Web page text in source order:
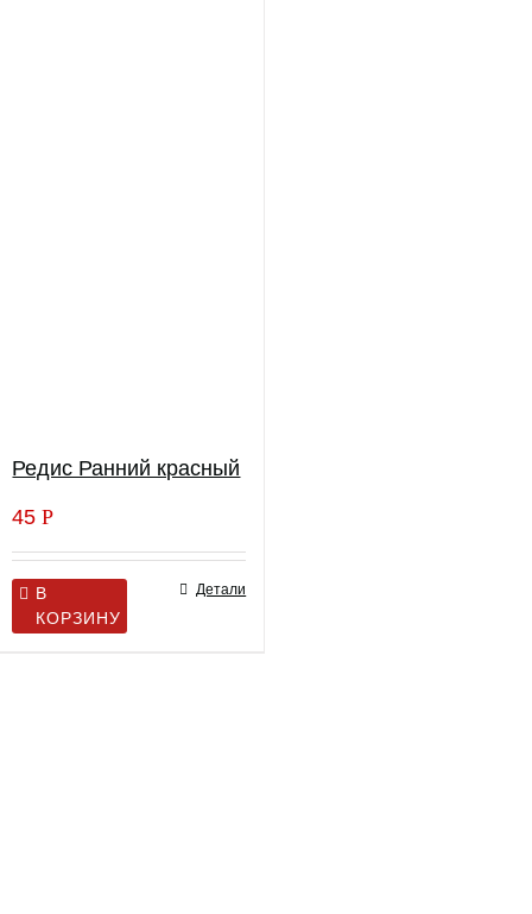
Редис Ранний красный
45Р
В
КОРЗИНУ
Детали